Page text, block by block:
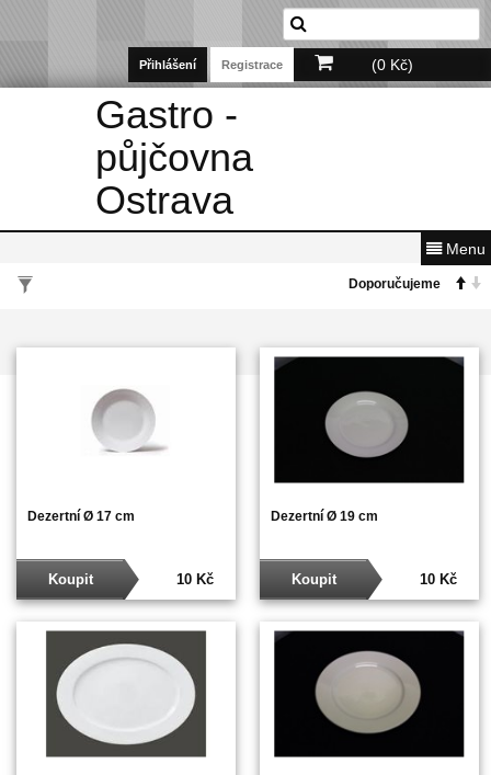
Menu
Gastro -
půjčovna
Ostrava
Přihlášení Registrace (0 Kč)
Dezertní Ø 17 cm
10 Kč
Koupit
Dezertní Ø 19 cm
10 Kč
Koupit